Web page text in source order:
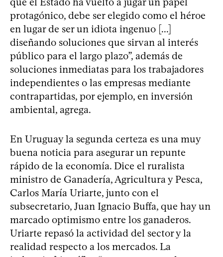
protagónico, debe ser elegido como el héroe
en lugar de ser un idiota ingenuo [...]
diseñando soluciones que sirvan al interés
público para el largo plazo”, además de
soluciones inmediatas para los trabajadores
independientes o las empresas mediante
contrapartidas, por ejemplo, en inversión
ambiental, agrega.
En Uruguay la segunda certeza es una muy
buena noticia para asegurar un repunte
rápido de la economía. Dice el ruralista
ministro de Ganadería, Agricultura y Pesca,
Carlos María Uriarte, junto con el
subsecretario, Juan Ignacio Buffa, que hay un
marcado optimismo entre los ganaderos.
Uriarte repasó la actividad del sector y la
realidad respecto a los mercados. La